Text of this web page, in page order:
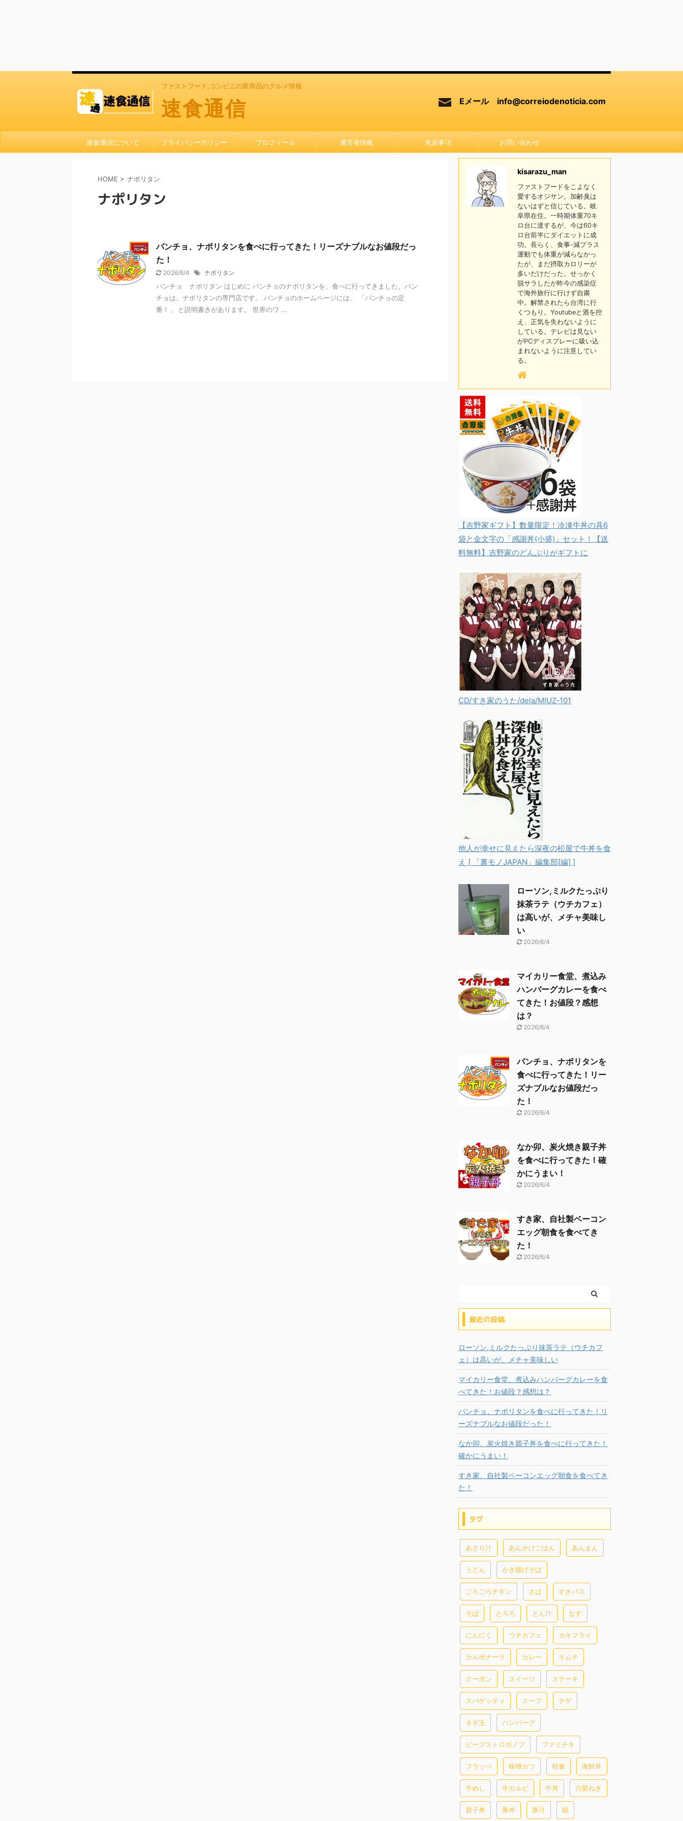
ファストフード,コンビニの新商品のグルメ情報
速食通信 Eメール info@correiodenoticia.com
速食通信について プライバシーポリシー プロフィール 運営者情報 免責事項 お問い合わせ
HOME > ナポリタン
ナポリタン
パンチョ、ナポリタンを食べに行ってきた！リーズナブルなお値段だっ
た！
2026/6/4 ナポリタン
パンチョ ナポリタン はじめに パンチョのナポリタンを、食べに行ってきました。パン
チョは、ナポリタンの専門店です。 パンチョのホームページには、 「パンチョの定
番！」 と説明書きがあります。 世界のワ ...
kisarazu_man
ファストフードをこよなく
愛するオジサン。加齢臭は
ないはずと信じている。岐
阜県在住。一時期体重70キ
ロ台に達するが、今は60キ
ロ台前半にダイエットに成
功。長らく、食事-減プラス
運動でも体重が減らなかっ
たが、まだ摂取カロリーが
多いだけだった。せっかく
脱サラしたが昨今の感染症
で海外旅行に行けず自粛
中。解禁されたら台湾に行
くつもり。Youtubeと酒を控
え、正気を失わないように
している。テレビは見ない
がPCディスプレーに吸い込
まれないように注意してい
る。
【吉野家ギフト】数量限定！冷凍牛丼の具6
袋と金文字の「感謝丼(小盛)」セット！【送
料無料】吉野家のどんぶりがギフトに
CD/すき家のうた/dela/MIUZ-101
他人が幸せに見えたら深夜の松屋で牛丼を食
え [ 「裏モノJAPAN」編集部[編] ]
ローソン,ミルクたっぷり
抹茶ラテ（ウチカフェ）
は高いが、メチャ美味し
い
2026/6/4
マイカリー食堂、煮込み
ハンバーグカレーを食べ
てきた！お値段？感想
は？
2026/6/4
パンチョ、ナポリタンを
食べに行ってきた！リー
ズナブルなお値段だっ
た！
2026/6/4
なか卯、炭火焼き親子丼
を食べに行ってきた！確
かにうまい！
2026/6/4
すき家、自社製ベーコン
エッグ朝食を食べてき
た！
2026/6/4
最近の投稿
ローソン,ミルクたっぷり抹茶ラテ（ウチカフ
ェ）は高いが、メチャ美味しい
マイカリー食堂、煮込みハンバーグカレーを食
べてきた！お値段？感想は？
パンチョ、ナポリタンを食べに行ってきた！リ
ーズナブルなお値段だった！
なか卯、炭火焼き親子丼を食べに行ってきた！
確かにうまい！
すき家、自社製ベーコンエッグ朝食を食べてき
た！
タグ
あさり汁 あんかけごはん あんまん
うどん かき揚げそば
ごろごろチキン さば すきパス
そば とろろ とん汁 なす
にんにく ウチカフェ カキフライ
カルボナーラ カレー キムチ
クーポン スイーツ ステーキ
スパゲッティ スープ チゲ
ネギ玉 ハンバーグ
ビーフストロガノフ ファミチキ
フラッペ 味噌カツ 朝食 海鮮丼
牛めし 牛カルビ 牛丼 白髪ねぎ
親子丼 豚丼 豚汁 鍋